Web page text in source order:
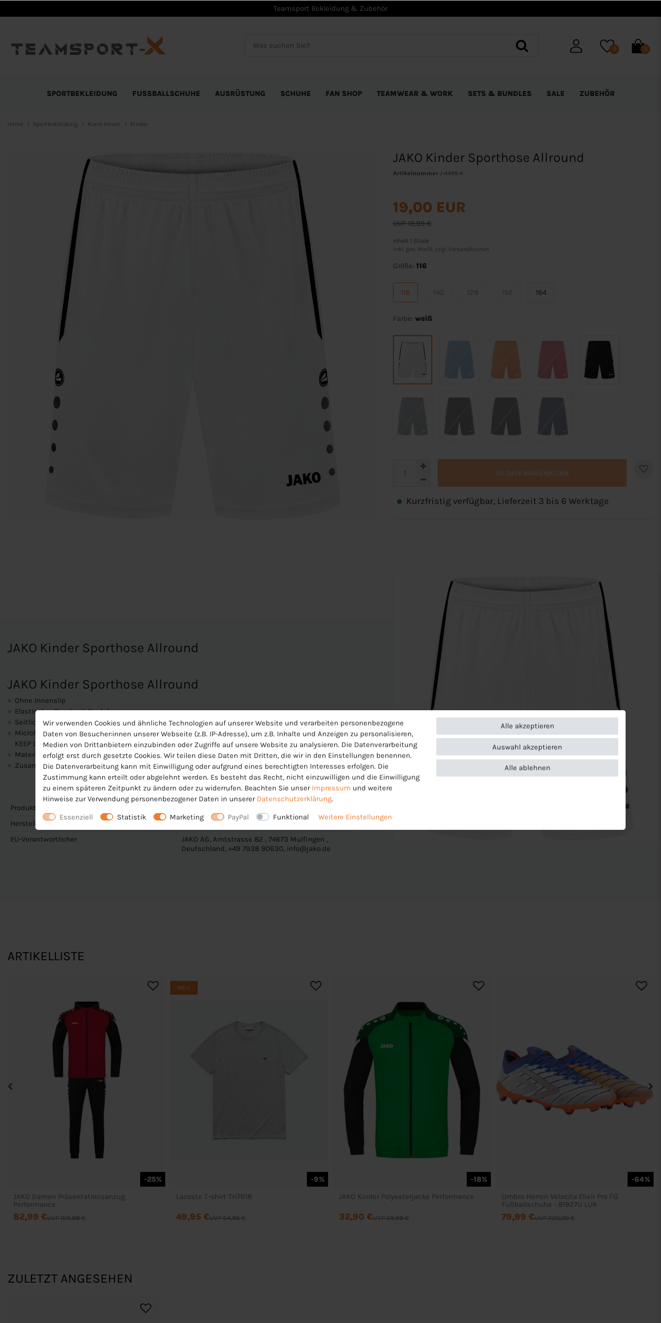
Teamsport Bekleidung & Zubehör
0 0
SPORTBEKLEIDUNG FUSSBALLSCHUHE AUSRÜSTUNG SCHUHE FAN SHOP TEAMWEAR & WORK SETS & BUNDLES SALE ZUBEHÖR
Home Sportbekleidung Kurze Hosen Kinder
JAKO Kinder Sporthose Allround
Artikelnummer J-4499-K
UVP 19,99 €
19,00 EUR
Inhalt 1 Stück
inkl. ges. MwSt. zzgl.
Versandkosten
Größe: 116
116 140 128 152 164
Farbe: weiß
IN DEN WARENKORB
Kurzfristig verfügbar, Lieferzeit 3 bis 6 Werktage
JAKO Kinder Sporthose Allround
JAKO Kinder Sporthose Allround
Ohne Innenslip
Elastischer Bund mit Kordelzug
Seitlicher Kontrasteinsatz
Microfeine Fasern transportieren Feuchtigkeit unmittelbar an die Oberfläche des Stoffes. So gewährleistet
KEEP DRY, dass das Material sehr schnell trocknet und Du beim Sport nicht auskühlst.
Materialart:Polyester-Interlock
Zusammensetzung: 100 % Polyester (recycelt)
Produktnummer
Hersteller
EU-Verantwortlicher
JAKO AG, Amtstrasse 82 , 74673 Mulfingen ,
Deutschland, +49 7938 90630, info@jako.de
ARTIKELLISTE
-25%
JAKO Damen Präsentationsanzug
Performance
UVP 109,98 €
82,99 €
-9%
NEU
Lacoste T-shirt TH7618
UVP 54,95 €
49,95 €
-18%
JAKO Kinder Polyesterjacke Performance
UVP 39,99 €
32,90 €
-64%
Umbro Herren Velocita Elixir Pro FG
Fußballschuhe - 81927U LUK
UVP 220,00 €
79,99 €
ZULETZT ANGESEHEN
Wir verwenden Cookies und ähnliche Technologien auf unserer Website und verarbeiten personenbezogene
Daten von Besucher:innen unserer Webseite (z.B. IP-Adresse), um z.B. Inhalte und Anzeigen zu personalisieren,
Medien von Drittanbietern einzubinden oder Zugriffe auf unsere Website zu analysieren. Die Datenverarbeitung
erfolgt erst durch gesetzte Cookies. Wir teilen diese Daten mit Dritten, die wir in den Einstellungen benennen.
Die Datenverarbeitung kann mit Einwilligung oder aufgrund eines berechtigten Interesses erfolgen. Die
Zustimmung kann erteilt oder abgelehnt werden. Es besteht das Recht, nicht einzuwilligen und die Einwilligung
zu einem späteren Zeitpunkt zu ändern oder zu widerrufen. Beachten Sie unser Impressum und weitere
Hinweise zur Verwendung personenbezogener Daten in unserer Daten­schutz­erklärung.
Essenziell Statistik Marketing PayPal Funktional Weitere Einstellungen
Alle akzeptieren
Alle ablehnen
Auswahl akzeptieren